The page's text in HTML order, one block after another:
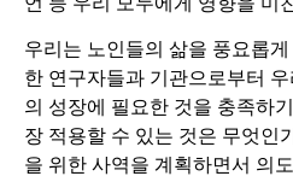
우리는 노인들의 삶을 풍요롭
한 연구자들과 기관으로부터
의 성장에 필요한 것을 충족하
장 적용할 수 있는 것은 무엇인
을 위한 사역을 계획하면서 의